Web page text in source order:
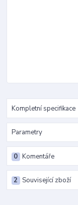
Kompletní specifikace
Parametry
Komentáře
0
Související zboží
2